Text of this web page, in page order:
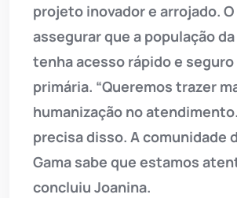
projeto inovador e arrojado.
assegurar que a população
tenha acesso rápido e
primária. “Queremos trazer
humanização no
precisa disso. A comunidade
Gama sabe que estamos
concluiu Joanina.